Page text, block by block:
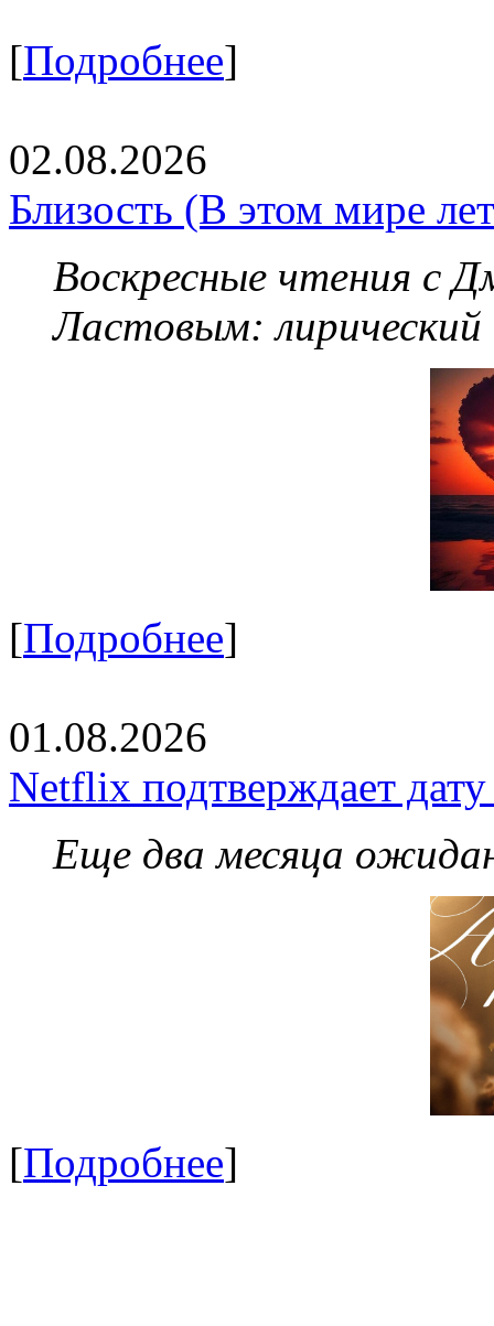
[Подробнее]
02.08.2026
Близость (В этом мире
Воскресные чтения с
Ластовым:
[Подробнее]
01.08.2026
Netflix подтверждает
Еще два месяца
[Подробнее]